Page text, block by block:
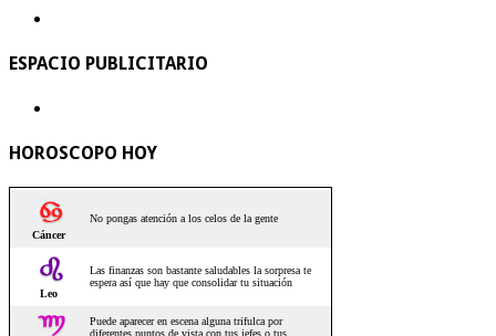
ESPACIO PUBLICITARIO
HOROSCOPO HOY